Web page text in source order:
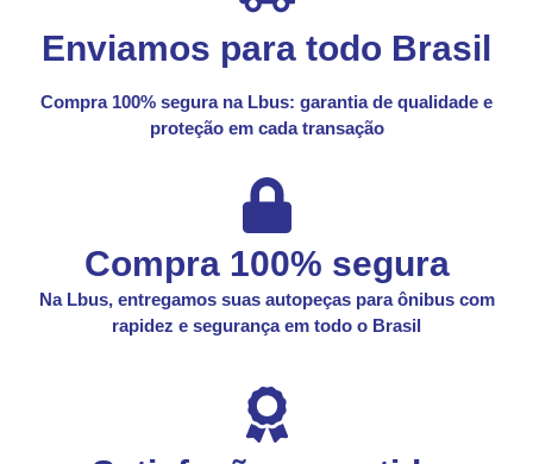
Enviamos para todo Brasil
Compra 100% segura na Lbus: garantia de qualidade e
proteção em cada transação
Compra 100% segura
Na Lbus, entregamos suas autopeças para ônibus com
rapidez e segurança em todo o Brasil